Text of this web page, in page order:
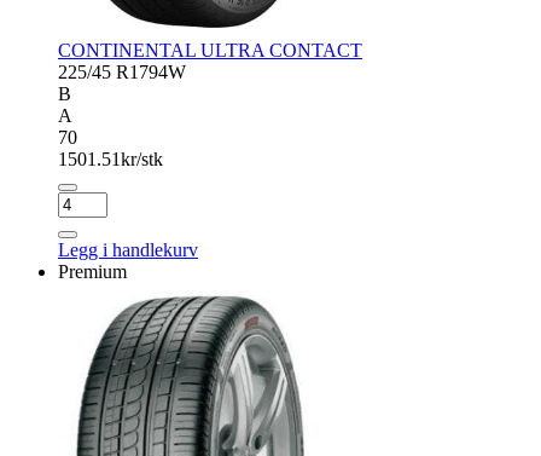
CONTINENTAL ULTRA CONTACT
225/45 R1794W
B
A
70
1501.51kr/stk
CONTINENTAL
ULTRA
CONTACT
antall
Legg i handlekurv
Premium